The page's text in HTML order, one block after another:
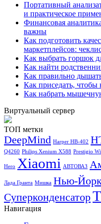
Портативный
и практическое
Финансовая
важны
Как подготовить
маркетплейсов:
Как выбрать горшок
Как найти
Как правильно
Как приседать, чтобы
Как набрать
Виртуальный сервер
ТОП метки
DeepMind Harper HB-402
Q4260 Philips Xenium X588 Prestigio
Hero Xiaomi АВТОВАЗ
Лада Гранта Мишка Нью-
Суперконденсатор
Навигация